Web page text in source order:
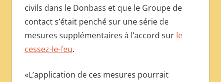
civils dans le Donbass et que le Groupe de
contact s’était penché sur une série de
mesures supplémentaires à l’accord sur le
cessez-le-feu.
«L’application de ces mesures pourrait